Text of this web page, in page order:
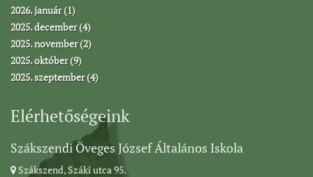
2026. január (1)
2025. december (4)
2025. november (2)
2025. október (9)
2025. szeptember (4)
Elérhetőségeink
Szákszendi Öveges József Általános Iskola
Szákszend, Száki utca 95.